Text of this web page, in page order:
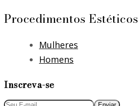
Procedimentos Estéticos
Mulheres
Homens
Inscreva-se